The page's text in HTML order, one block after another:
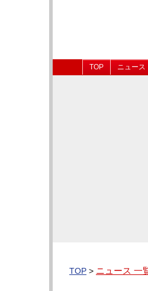
TOP ニュース
TOP > ニュース 一